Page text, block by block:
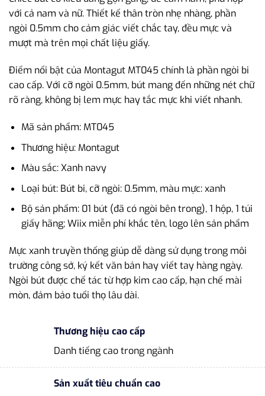
với cả nam và nữ. Thiết kế thân tròn nhẹ nhàng, phần
ngòi 0.5mm cho cảm giác viết chắc tay, đều mực và
mượt mà trên mọi chất liệu giấy.
Điểm nổi bật của Montagut MT045 chính là phần ngòi bi
cao cấp. Với cỡ ngòi 0.5mm, bút mang đến những nét chữ
rõ ràng, không bị lem mực hay tắc mực khi viết nhanh.
Mã sản phẩm: MT045
Thương hiệu: Montagut
Màu sắc: Xanh navy
Loại bút: Bút bi, cỡ ngòi: 0.5mm, màu mực: xanh
Bộ sản phẩm: 01 bút (đã có ngòi bên trong), 1 hộp, 1 túi
giấy hãng; Wiix miễn phí khắc tên, logo lên sản phẩm
Mực xanh truyền thống giúp dễ dàng sử dụng trong môi
trường công sở, ký kết văn bản hay viết tay hàng ngày.
Ngòi bút được chế tác từ hợp kim cao cấp, hạn chế mài
mòn, đảm bảo tuổi thọ lâu dài.
Thương hiệu cao cấp
Danh tiếng cao trong ngành
Sản xuất tiêu chuẩn cao